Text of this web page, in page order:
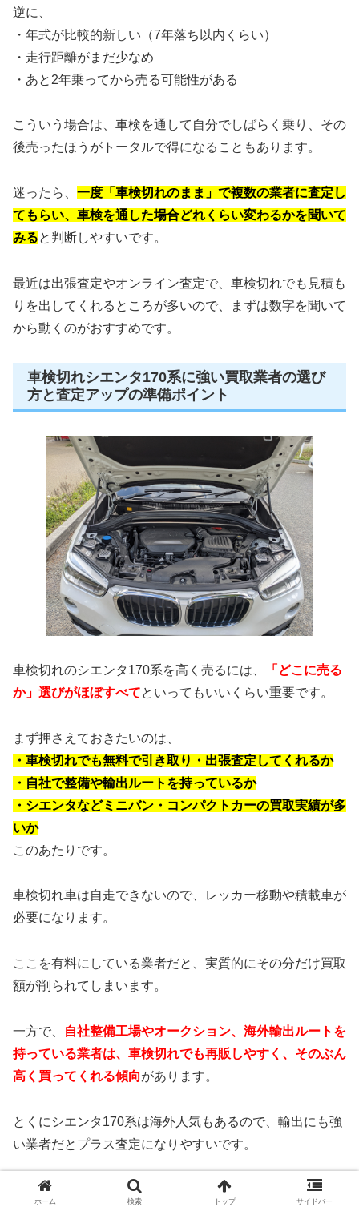
逆に、
・年式が比較的新しい（7年落ち以内くらい）
・走行距離がまだ少なめ
・あと2年乗ってから売る可能性がある
こういう場合は、車検を通して自分でしばらく乗り、その
後売ったほうがトータルで得になることもあります。
迷ったら、 一度「車検切れのまま」で複数の業者に査定し
てもらい、車検を通した場合どれくらい変わるかを聞いて
みると判断しやすいです。
最近は出張査定やオンライン査定で、車検切れでも見積も
りを出してくれるところが多いので、まずは数字を聞いて
から動くのがおすすめです。
車検切れシエンタ170系に強い買取業者の選び
方と査定アップの準備ポイント
車検切れのシエンタ170系を高く売るには、
「どこに売る
か」選びがほぼすべてといってもいいくらい重要です。
まず押さえておきたいのは、
・車検切れでも無料で引き取り・出張査定してくれるか
・自社で整備や輸出ルートを持っているか
・シエンタなどミニバン・コンパクトカーの買取実績が多
いか
このあたりです。
車検切れ車は自走できないので、レッカー移動や積載車が
必要になります。
ここを有料にしている業者だと、実質的にその分だけ買取
額が削られてしまいます。
一方で、
自社整備工場やオークション、海外輸出ルートを
持っている業者は、車検切れでも再販しやすく、そのぶん
高く買ってくれる傾向があります。
とくにシエンタ170系は海外人気もあるので、輸出にも強
い業者だとプラス査定になりやすいです。
また、査定前のちょっとした準備もバカにできません。
ホーム 検索 トップ サイドバー